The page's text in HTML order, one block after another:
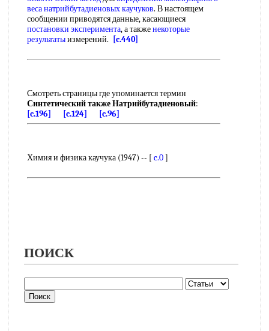
весанатрийбутадиеновых каучуков. В настоящем
сообщении приводятся данные, касающиеся
постановки эксперимента, а такженекоторые
результатыизмерений. [c.440]
Смотреть страницы где упоминается термин
Синтетический также Натрийбутадиеновый:
[c.196]
[c.124] [c.96]
Химия и физика каучука (1947) -- [ c.0]
ПОИСК